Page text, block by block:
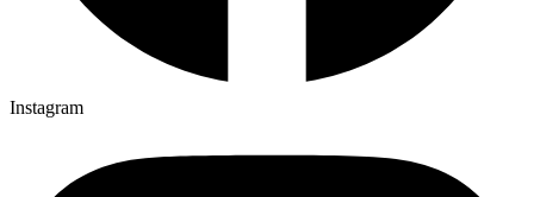
Instagram